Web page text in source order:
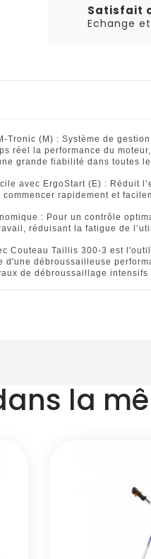
Satisfait
Echange
Tronic (M) : Système de
réel la performance du
grande fiabilité dans toutes
avec ErgoStart (E) : Réduit
commencer rapidement et
: Pour un contrôle
réduisant la fatigue de
Couteau Taillis 300-3 est
d'une débroussailleuse
de débroussaillage intensifs
la